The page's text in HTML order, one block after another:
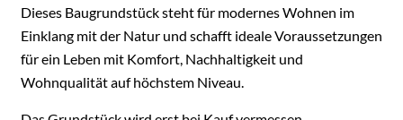
Dieses Baugrundstück steht für modernes Wohnen im
Einklang mit der Natur und schafft ideale Voraussetzungen
für ein Leben mit Komfort, Nachhaltigkeit und
Wohnqualität auf höchstem Niveau.